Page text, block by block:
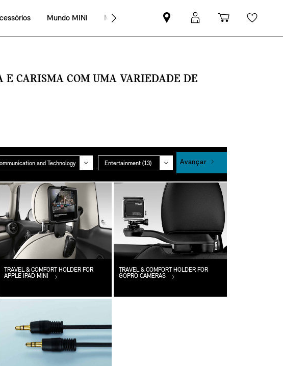
Mundo MINI MINI Empresas
Pesquisar
parceiro
Iniciar
sessão
Carrinho
de
E CARISMA COM UMA VARIEDADE DE
Grupo
Avançar
TRAVEL & COMFORT HOLDER FOR
APPLE IPAD MINI
TRAVEL & COMFORT HOLDER FOR
GOPRO CAMERAS